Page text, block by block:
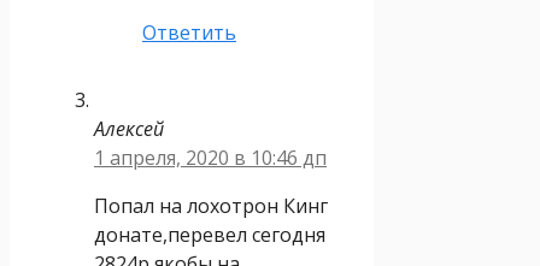
Ответить
Алексей
1 апреля, 2020 в 10:46 дп
Попал на лохотрон Кинг
донате,перевел сегодня